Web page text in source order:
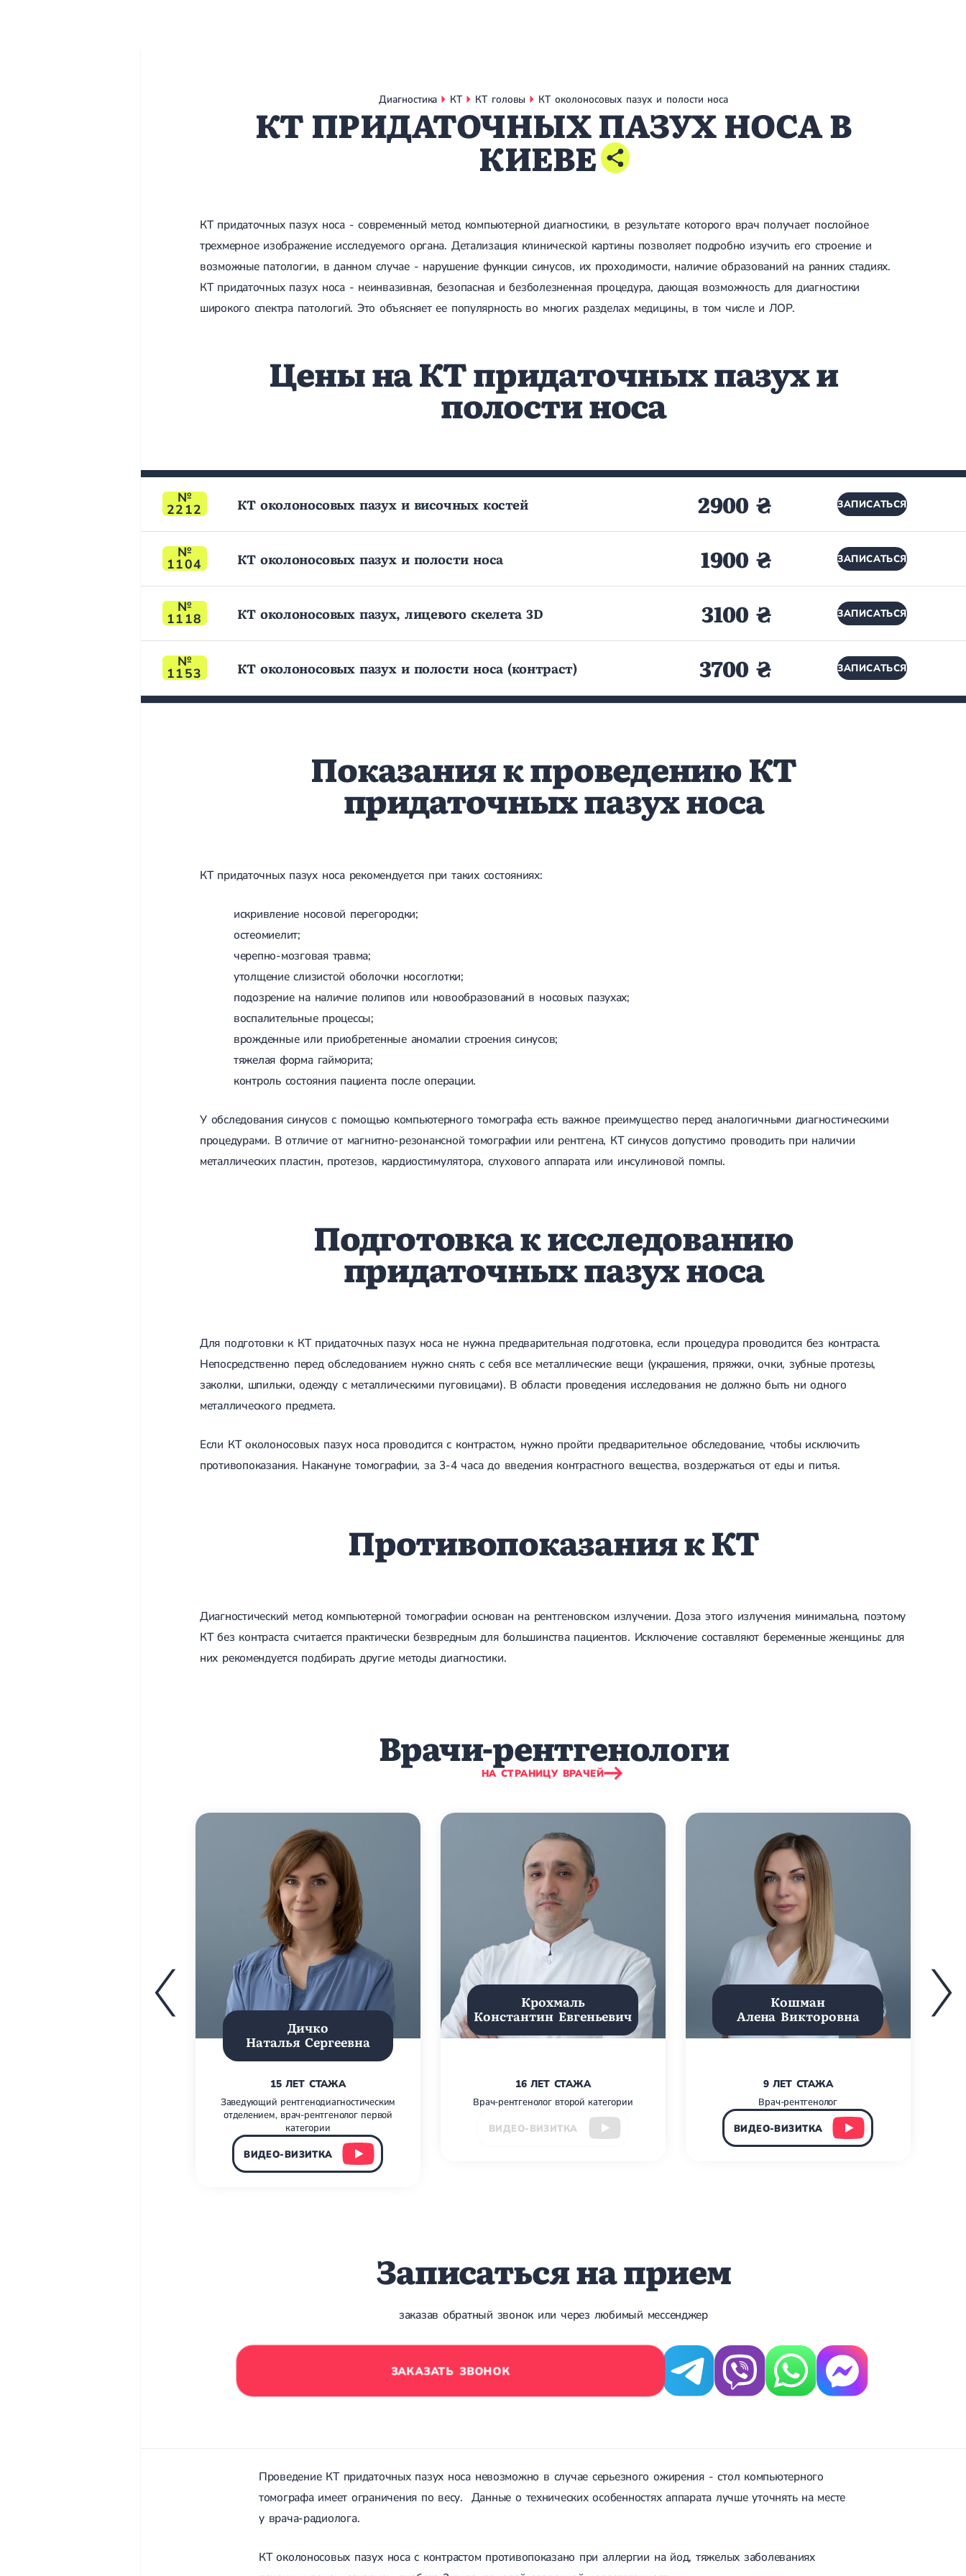
Диагностика КТ КТ головы КТ околоносовых пазух и полости носа
КТ ПРИДАТОЧНЫХ ПАЗУХ НОСА В
КИЕВЕ
КТ придаточных пазух носа - современный метод компьютерной диагностики, в результате которого врач получает послойное
трехмерное изображение исследуемого органа. Детализация клинической картины позволяет подробно изучить его строение и
возможные патологии, в данном случае - нарушение функции синусов, их проходимости, наличие образований на ранних стадиях.
КТ придаточных пазух носа - неинвазивная, безопасная и безболезненная процедура, дающая возможность для диагностики
широкого спектра патологий. Это объясняет ее популярность во многих разделах медицины, в том числе и ЛОР.
Цены на КТ придаточных пазух и
полости носа
2212 КТ околоносовых пазух и височных костей 2900 ₴ ЗАПИСАТЬСЯ
1104 КТ околоносовых пазух и полости носа 1900 ₴ ЗАПИСАТЬСЯ
1118 КТ околоносовых пазух, лицевого cкелета 3D 3100 ₴ ЗАПИСАТЬСЯ
1153 КТ околоносовых пазух и полости носа (контраст) 3700 ₴ ЗАПИСАТЬСЯ
Показания к проведению КТ
придаточных пазух носа
КТ придаточных пазух носа рекомендуется при таких состояниях:
искривление носовой перегородки;
остеомиелит;
черепно-мозговая травма;
утолщение слизистой оболочки носоглотки;
подозрение на наличие полипов или новообразований в носовых пазухах;
воспалительные процессы;
врожденные или приобретенные аномалии строения синусов;
тяжелая форма гайморита;
контроль состояния пациента после операции.
У обследования синусов с помощью компьютерного томографа есть важное преимущество перед аналогичными диагностическими
процедурами. В отличие от магнитно-резонансной томографии или рентгена, КТ синусов допустимо проводить при наличии
металлических пластин, протезов, кардиостимулятора, слухового аппарата или инсулиновой помпы.
Подготовка к исследованию
придаточных пазух носа
Для подготовки к КТ придаточных пазух носа не нужна предварительная подготовка, если процедура проводится без контраста.
Непосредственно перед обследованием нужно снять с себя все металлические вещи (украшения, пряжки, очки, зубные протезы,
заколки, шпильки, одежду с металлическими пуговицами). В области проведения исследования не должно быть ни одного
металлического предмета.
Если КТ околоносовых пазух носа проводится с контрастом, нужно пройти предварительное обследование, чтобы исключить
противопоказания. Накануне томографии, за 3-4 часа до введения контрастного вещества, воздержаться от еды и питья.
Противопоказания к КТ
Диагностический метод компьютерной томографии основан на рентгеновском излучении. Доза этого излучения минимальна, поэтому
КТ без контраста считается практически безвредным для большинства пациентов. Исключение составляют беременные женщины: для
них рекомендуется подбирать другие методы диагностики.
Врачи-рентгенологи
НА СТРАНИЦУ ВРАЧЕЙ
Дичко
Наталья Сергеевна
15 ЛЕТ СТАЖА
Заведующий рентгенодиагностическим
отделением, врач-рентгенолог первой
категории
ВИДЕО-ВИЗИТКА
Крохмаль
Константин Евгеньевич
16 ЛЕТ СТАЖА
Врач-рентгенолог второй категории
ВИДЕО-ВИЗИТКА
Кошман
Алена Викторовна
9 ЛЕТ СТАЖА
Врач-рентгенолог
ВИДЕО-ВИЗИТКА
Записаться на прием
заказав обратный звонок или через любимый мессенджер
ЗАКАЗАТЬ ЗВОНОК
Проведение КТ придаточных пазух носа невозможно в случае серьезного ожирения - стол компьютерного
томографа имеет ограничения по весу. Данные о технических особенностях аппарата лучше уточнять на месте
у врача-радиолога.
КТ околоносовых пазух носа с контрастом противопоказано при аллергии на йод, тяжелых заболеваниях